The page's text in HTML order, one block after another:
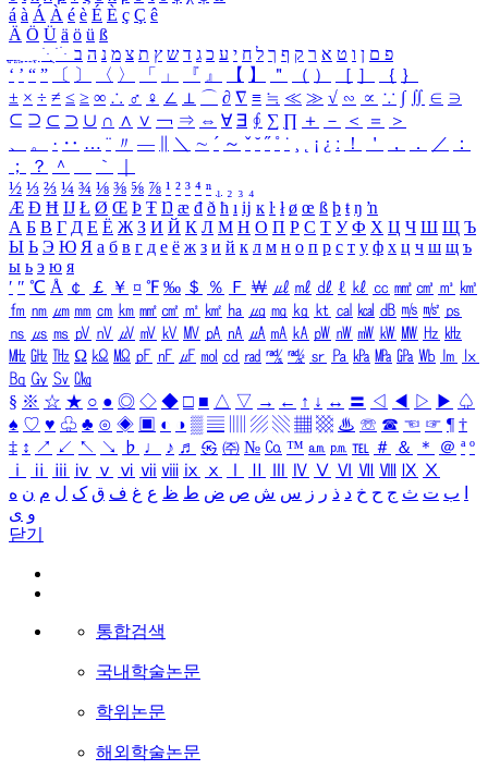
á à Á À é è É È ç Ç ê
Ä Ö Ü ä ö ü ß
ִֶֹ ֻּ ׁׂ פ ם ן ו ט א ר ק ף ך ל ח י ע כ ג ד ש ץ ת צ מ נ ה ב
‘ ’ “ ” 〔 〕 〈 〉 「 」 『 』 【 】 ＂ （ ） ［ ］ ｛ ｝
± × ÷ ≠ ≤ ≥ ∞ ∴ ♂ ♀ ∠ ⊥ ⌒ ∂ ∇ ≡ ≒ ≪ ≫ √ ∽ ∝ ∵ ∫ ∬ ∈ ∋
⊆ ⊇ ⊂ ⊃ ∪ ∩ ∧ ∨ ￢ ⇒ ⇔ ∀ ∃ ∮ ∑ ∏ ＋ － ＜ ＝
＞
、
。 · ‥ … ¨ 〃 ― ＼ ∼ ´ ～ ˇ ˘ ˝ ˚ ˙ ¸ ¡ ¿ ː ！ ＇ ， ． ／
：
；
？ ＾ ｀
½ ⅓ ⅔ ¼ ¾ ⅛ ⅜ ⅝ ⅞ ¹ ² ³ ⁴ ⁿ ₁ ₂ ₃ ₄
Æ Ð Ħ Ĳ Ł Ø Œ Þ Ŧ Ŋ æ đ ð ħ ı ĳ ĸ ŀ ł ø œ ß þ ŧ ŋ ŉ
А Б В Г Д Е Ё Ж З И Й К Л М Н О П Р С Т У Ф Х Ц Ч Ш Щ Ъ
Ы Ь Э Ю Я а б в г д е ё ж з и й к л м н о п р с т у ф х ц ч ш щ ъ
ы ь э ю я
′ ″ ℃ Å ￠ ￡ ￥ ¤ ℉ ‰ ＄ ％ Ｆ ￦ ㎕ ㎖ ㎗ ℓ ㎘ ㏄ ㎣ ㎤ ㎥ ㎦
㎙ ㎚ ㎛ ㎜ ㎝ ㎞ ㎟ ㎠ ㎡ ㎢ ㏊ ㎍ ㎎ ㎏ ㏏ ㎈ ㎉ ㏈ ㎧ ㎨ ㎰
㎱ ㎲ ㎳ ㎴ ㎵ ㎶ ㎷ ㎸ ㎹ ㎀ ㎁ ㎂ ㎃ ㎄ ㎺ ㎻ ㎽ ㎾ ㎿ ㎐ ㎑
㎒ ㎓ ㎔ Ω ㏀ ㏁ ㎊ ㎋ ㎌ ㏖ ㏅ ㎭ ㎮ ㎯ ㏛ ㎩ ㎪ ㎫ ㎬ ㏝ ㏐
㏓
㏃ ㏉ ㏜ ㏆
§ ※ ☆ ★ ○ ● ◎ ◇ ◆ □ ■ △ ▽ → ← ↑ ↓ ↔ 〓 ◁ ◀ ▷ ▶ ♤
♠ ♡ ♥ ♧ ♣ ⊙ ◈ ▣ ◐ ◑ ▒ ▤ ▨ ▧ ▦ ▩ ♨ ☏ ☎ ☜ ☞ ¶ †
‡ ↕ ↗ ↙ ↖ ↘ ♭ ♩ ♪ ♬ ㉿ ㈜ № ㏇ ™ ㏂ ㏘ ℡ ＃ ＆ ＊ ＠ ª º
ⅰ
ⅱ ⅲ ⅳ ⅴ ⅵ ⅶ ⅷ ⅸ ⅹ Ⅳ Ⅴ Ⅵ Ⅶ Ⅷ Ⅸ Ⅹ
ب ت ث ج ح خ د ذ ر ز س ش ص ض ط ظ ع غ ف ق ک ل م ن ه
و ی
닫기
통합검색
국내학술논문
학위논문
해외학술논문